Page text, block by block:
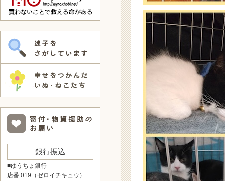
銀行振込
■ゆうちょ銀行
店番 019（ゼロイチキュウ）